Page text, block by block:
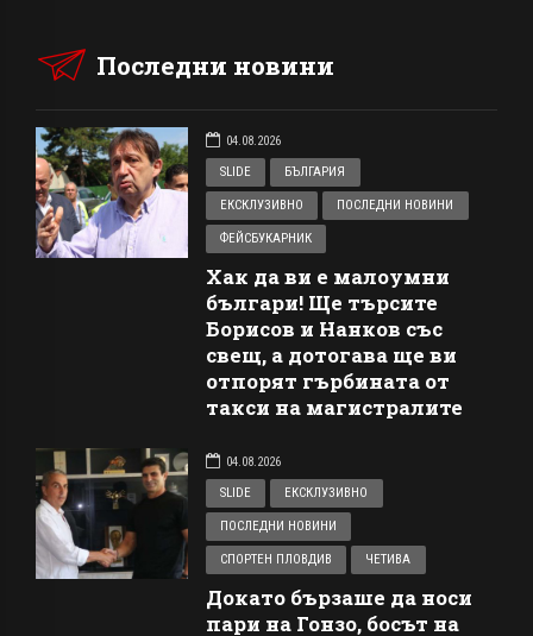
Последни новини
04.08.2026
SLIDE
БЪЛГАРИЯ
ЕКСКЛУЗИВНО ПОСЛЕДНИ НОВИНИ
ФЕЙСБУКАРНИК
Хак да ви е малоумни
българи! Ще търсите
Борисов и Нанков със
свещ, а дотогава ще ви
отпорят гърбината от
такси на магистралите
04.08.2026
SLIDE
ЕКСКЛУЗИВНО
ПОСЛЕДНИ НОВИНИ
СПОРТЕН ПЛОВДИВ ЧЕТИВА
Докато бързаше да носи
пари на Гонзо, босът на